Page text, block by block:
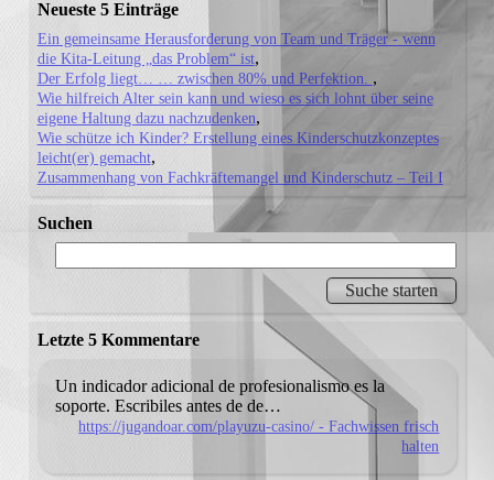
Neueste 5 Einträge
Ein gemeinsame Herausforderung von Team und Träger - wenn
die Kita-Leitung „das Problem“ ist
Der Erfolg liegt… … zwischen 80% und Perfektion.
Wie hilfreich Alter sein kann und wieso es sich lohnt über seine
eigene Haltung dazu nachzudenken
Wie schütze ich Kinder? Erstellung eines Kinderschutzkonzeptes
leicht(er) gemacht
Zusammenhang von Fachkräftemangel und Kinderschutz – Teil I
Suchen
Letzte 5 Kommentare
Un indicador adicional de profesionalismo es la
soporte. Escribiles antes de de…
https://jugandoar.com/playuzu-casino/ - Fachwissen frisch
halten